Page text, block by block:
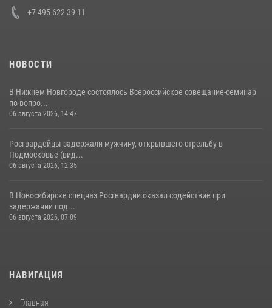
+7 495 622 39 11
НОВОСТИ
В Нижнем Новгороде состоялось Всероссийское совещание-семинар
по вопро...
06 августа 2026, 14:47
Росгвардейцы задержали мужчину, открывшего стрельбу в
Подмосковье (вид...
06 августа 2026, 12:35
В Новосибирске спецназ Росгвардии оказал содействие при
задержании под...
06 августа 2026, 07:09
НАВИГАЦИЯ
Главная